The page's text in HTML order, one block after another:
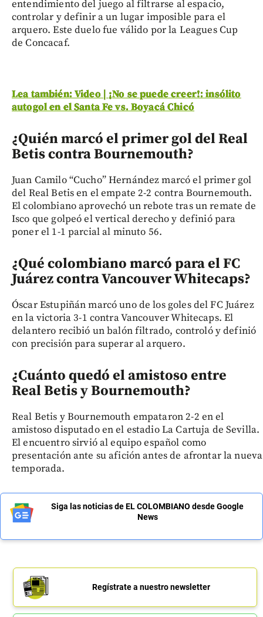
entendimiento del juego al filtrarse al espacio,
controlar y definir a un lugar imposible para el
arquero. Este duelo fue válido por la Leagues Cup
de Concacaf.
Lea también: Video | ¡No se puede creer!: insólito
autogol en el Santa Fe vs. Boyacá Chicó
¿Quién marcó el primer gol del Real
Betis contra Bournemouth?
Juan Camilo “Cucho” Hernández marcó el primer gol
del Real Betis en el empate 2-2 contra Bournemouth.
El colombiano aprovechó un rebote tras un remate de
Isco que golpeó el vertical derecho y definió para
poner el 1-1 parcial al minuto 56.
¿Qué colombiano marcó para el FC
Juárez contra Vancouver Whitecaps?
Óscar Estupiñán marcó uno de los goles del FC Juárez
en la victoria 3-1 contra Vancouver Whitecaps. El
delantero recibió un balón filtrado, controló y definió
con precisión para superar al arquero.
¿Cuánto quedó el amistoso entre
Real Betis y Bournemouth?
Real Betis y Bournemouth empataron 2-2 en el
amistoso disputado en el estadio La Cartuja de Sevilla.
El encuentro sirvió al equipo español como
presentación ante su afición antes de afrontar la nueva
temporada.
Siga las noticias de EL COLOMBIANO desde Google
News
Regístrate a nuestro newsletter